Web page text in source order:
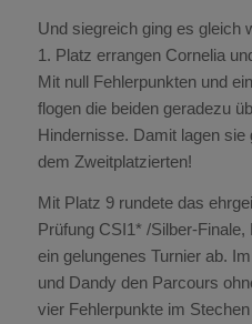
Und siegreich ging es gleich
1. Platz errangen Cornelia
Mit null Fehlerpunkten und
flogen die beiden geradezu
Hindernisse. Damit lagen
dem Zweitplatzierten!
Mit Platz 9 rundete das
Prüfung CSI1* /Silber-
ein gelungenes Turnier ab.
und Dandy den Parcours
vier Fehlerpunkte im